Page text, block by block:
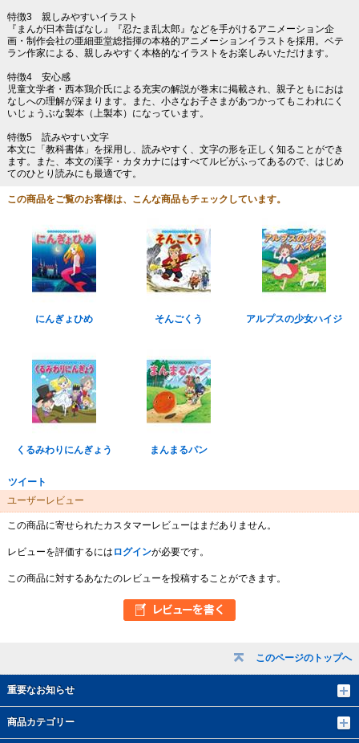
このページのトップへ
重要なお知らせ
商品カテゴリー
特徴3 親しみやすいイラスト
『まんが日本昔ばなし』『忍たま乱太郎』などを手がけるアニメーション企
画・制作会社の亜細亜堂総指揮の本格的アニメーションイラストを採用。ベテ
ラン作家による、親しみやすく本格的なイラストをお楽しみいただけます。
特徴4 安心感
児童文学者・西本鶏介氏による充実の解説が巻末に掲載され、親子ともにおは
なしへの理解が深まります。また、小さなお子さまがあつかってもこわれにく
いじょうぶな製本（上製本）になっています。
特徴5 読みやすい文字
本文に「教科書体」を採用し、読みやすく、文字の形を正しく知ることができ
ます。また、本文の漢字・カタカナにはすべてルビがふってあるので、はじめ
てのひとり読みにも最適です。
この商品をご覧のお客様は、こんな商品もチェックしています。
にんぎょひめ そんごくう アルプスの少女ハイジ
くるみわりにんぎょう まんまるパン
ツイート
ユーザーレビュー
この商品に寄せられたカスタマーレビューはまだありません。
レビューを評価するには ログインが必要です。
この商品に対するあなたのレビューを投稿することができます。